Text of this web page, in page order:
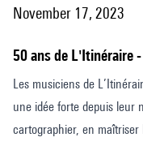
November 17, 2023
50 ans de
Les musiciens de
une idée forte depuis leur
cartographier, en maîtriser